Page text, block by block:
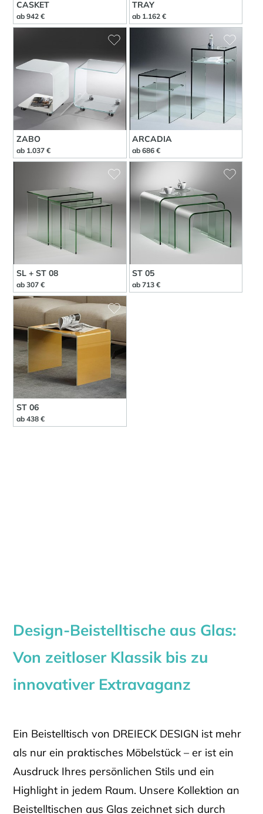
CASKET
ab 942 €
TRAY
ab 1.162 €
ZABO
ab 1.037 €
ARCADIA
ab 686 €
SL + ST 08
ab 307 €
ST 05
ab 713 €
ST 06
ab 438 €
Design-Beistelltische aus Glas:
Von zeitloser Klassik bis zu
innovativer Extravaganz
Ein Beistelltisch von DREIECK DESIGN ist mehr
als nur ein praktisches Möbelstück – er ist ein
Ausdruck Ihres persönlichen Stils und ein
Highlight in jedem Raum. Unsere Kollektion an
Beistelltischen aus Glas zeichnet sich durch